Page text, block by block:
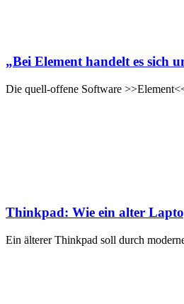
„Bei Element handelt es sich
Die quell-offene Software
Thinkpad: Wie ein alter
Ein älterer Thinkpad soll durch